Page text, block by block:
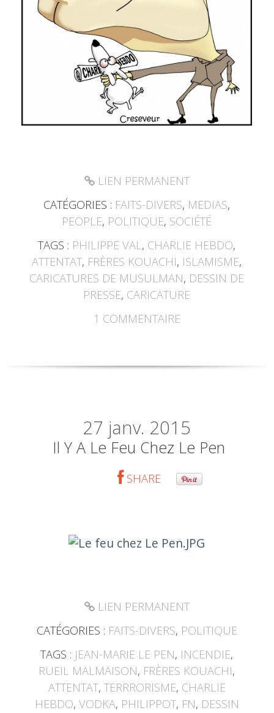
LIEN PERMANENT
CATÉGORIES : FAITS-DIVERS, MEDIAS,
PEOPLE, POLITIQUE, SOCIÉTÉ
TAGS : PHILIPPE VAL, CHARLIE HEBDO,
ATTENTAT, FRÈRES KOUACHI, ISLAMISME,
CARICATURES DE MUSULMAN, DESSIN DE
PRESSE, CARICATURE
1 COMMENTAIRE
27 janv. 2015
Il Y A Le Feu Chez Le Pen
SHARE
LIEN PERMANENT
CATÉGORIES : FAITS-DIVERS, POLITIQUE
TAGS : JEAN-MARIE LE PEN, INCENDIE,
RUEIL MALMAISON, FRÈRES KOUACHI,
ATTENTAT, TERRRORISME, CHARLIE
HEBDO, VODKA, PHILIPPOT, FN, DESSIN